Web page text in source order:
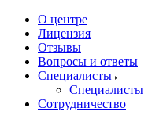
О центре
Лицензия
Отзывы
Вопросы и ответы
Специалисты
Специалисты
Сотрудничество